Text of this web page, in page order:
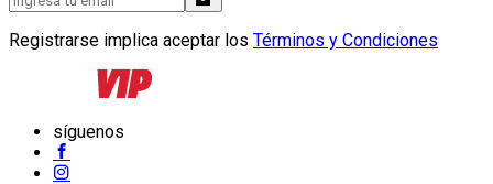
Registrarse implica aceptar los Términos y Condiciones
síguenos